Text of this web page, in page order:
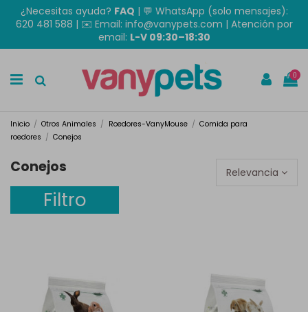
¿Necesitas ayuda? FAQ | 💬 WhatsApp (solo mensajes):
620 481 588 | ✉️ Email: info@vanypets.com | Atención por
email: L-V 09:30–18:30
0
Inicio Otros Animales Roedores-VanyMouse
Comida para
roedores
Conejos
Conejos Relevancia
Filtro